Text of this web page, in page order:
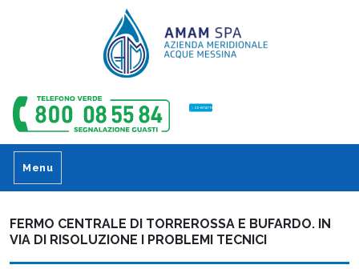
CONTATTI
Menu
FERMO CENTRALE DI TORREROSSA E BUFARDO. IN
VIA DI RISOLUZIONE I PROBLEMI TECNICI